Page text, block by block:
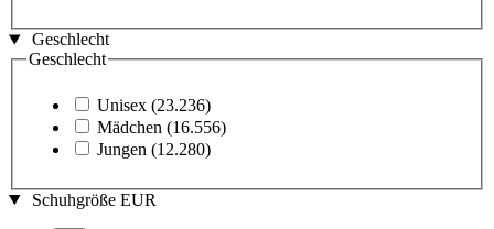
Geschlecht
Geschlecht
Unisex (23.236)
Mädchen (16.556)
Jungen (12.280)
Schuhgröße EUR